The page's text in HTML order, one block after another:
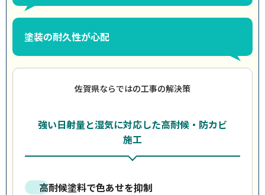
塗装の耐久性が心配
佐賀県ならではの工事の解決策
強い日射量と湿気に対応した高耐候・防カビ
施工
高耐候塗料で色あせを抑制